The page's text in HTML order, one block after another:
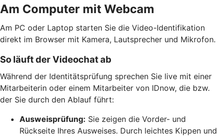
Am Computer mit Webcam
Am PC oder Laptop starten Sie die Video-Identifikation
direkt im Browser mit Kamera, Lautsprecher und Mikrofon.
So läuft der Videochat ab
Während der Identitätsprüfung sprechen Sie live mit einer
Mitarbeiterin oder einem Mitarbeiter von IDnow, die bzw.
der Sie durch den Ablauf führt:
Ausweisprüfung: Sie zeigen die Vorder- und
Rückseite Ihres Ausweises. Durch leichtes Kippen und